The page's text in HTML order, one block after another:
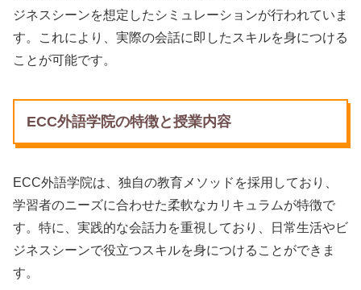
ジネスシーンを想定したシミュレーションが行われていま
す。これにより、実際の会話に即したスキルを身につける
ことが可能です。
ECC外語学院の特徴と授業内容
ECC外語学院は、独自の教育メソッドを採用しており、
学習者のニーズに合わせた柔軟なカリキュラムが特徴で
す。特に、実践的な会話力を重視しており、日常生活やビ
ジネスシーンで役立つスキルを身につけることができま
す。